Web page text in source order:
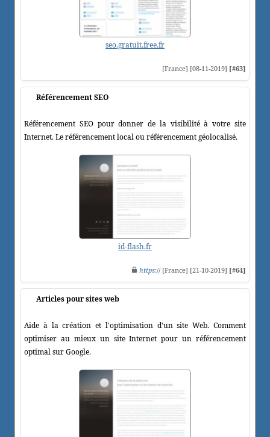
seo.gratuit.free.fr
[France] [08-11-2019] [#63]
Référencement SEO
Référencement SEO pour donner de la visibilité à votre site
Internet. Le référencement local ou référencement géolocalisé.
id-flash.fr
https:// [France] [21-10-2019] [#64]
Articles pour sites web
Aide à la création et l'optimisation d'un site Web. Comment
optimiser au mieux un site Internet pour un référencement
optimal sur Google.